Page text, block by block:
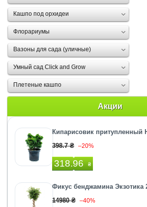
Кашпо под орхидеи
Флорариумы
Вазоны для сада (уличные)
Умный сад Click and Grow
Плетеные кашпо
Акции
Кипарисовик притупленный
398.7 ₴ –20%
318.96 ₴
Фикус бенджамина Экзотика
14980 ₴ –40%